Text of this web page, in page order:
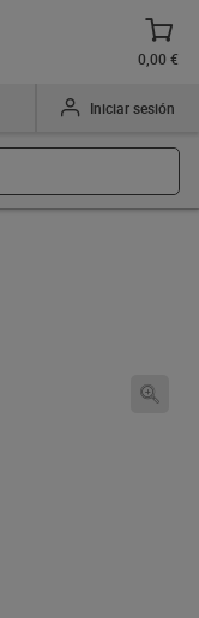
0,00 €
Iniciar sesión